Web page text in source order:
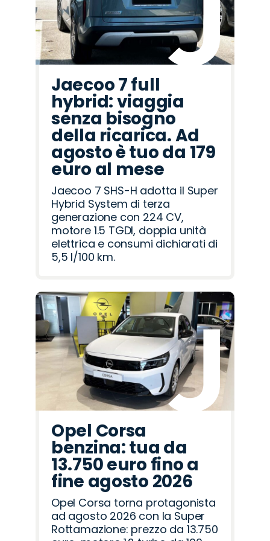
Jaecoo 7 full
hybrid: viaggia
senza bisogno
della ricarica. Ad
agosto è tuo da 179
euro al mese
Jaecoo 7 SHS-H adotta il Super
Hybrid System di terza
generazione con 224 CV,
motore 1.5 TGDI, doppia unità
elettrica e consumi dichiarati di
5,5 l/100 km.
Opel Corsa
benzina: tua da
13.750 euro fino a
fine agosto 2026
Opel Corsa torna protagonista
ad agosto 2026 con la Super
Rottamazione: prezzo da 13.750